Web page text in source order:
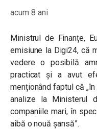
acum 8 ani
Ministrul de Finanțe,
emisiune la Digi24, că
vedere o posibilă
practicat și a avut
menționând faptul că
analize la Ministerul
companiile mari, în
aibă o nouă șansă”.